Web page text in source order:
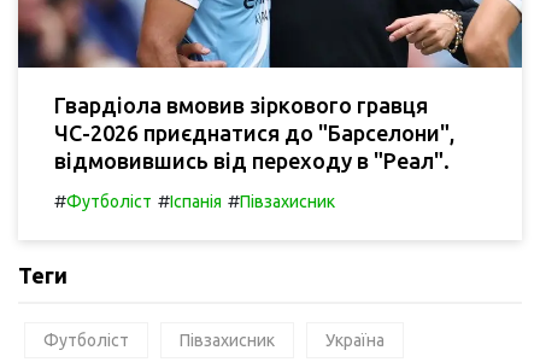
Гвардіола вмовив зіркового гравця
ЧС-2026 приєднатися до "Барселони",
відмовившись від переходу в "Реал".
#Футболіст #Іспанія #Півзахисник
Теги
Футболіст Півзахисник Україна